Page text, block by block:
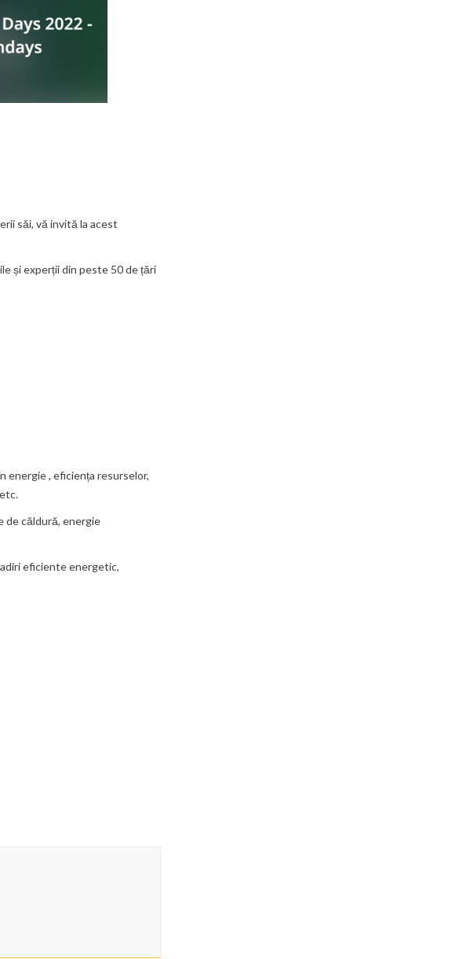
săi, vă invită la acest
și experții din peste 50 de țări
energie , eficiența resurselor,
de căldură, energie
eficiente energetic,